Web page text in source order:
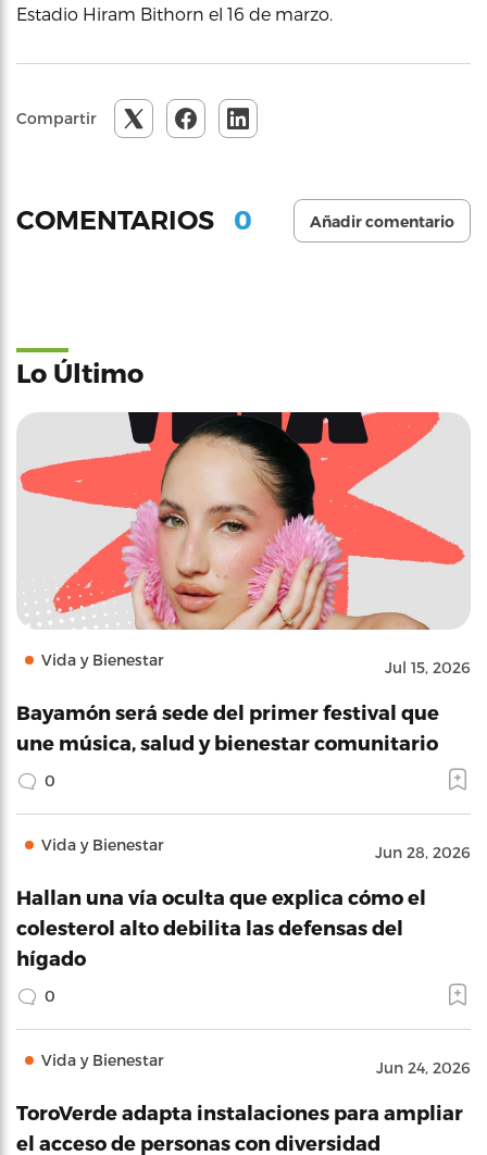
Estadio Hiram Bithorn el 16 de marzo.
Compartir
COMENTARIOS 0 Añadir comentario
Lo Último
Vida y Bienestar Jul 15, 2026
Bayamón será sede del primer festival que
une música, salud y bienestar comunitario
0
Vida y Bienestar Jun 28, 2026
Hallan una vía oculta que explica cómo el
colesterol alto debilita las defensas del
hígado
0
Vida y Bienestar Jun 24, 2026
ToroVerde adapta instalaciones para ampliar
el acceso de personas con diversidad